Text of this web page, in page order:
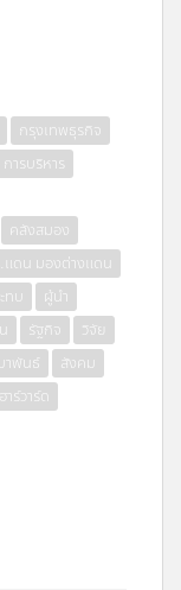
กรุงเทพธุรกิจ
การบริหาร
คลังสมอง
แดน มองต่างแดน
ทบ
ผู้นำ
รัฐกิจ
วิจัย
พันธ์
สังคม
ฮาร์วาร์ด